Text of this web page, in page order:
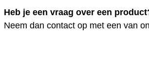
Heb je een vraag over een
Neem dan contact op met een van